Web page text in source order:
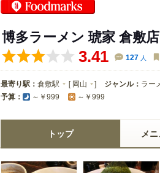
博多ラーメン 琥家 倉敷店
3.41 127 人
最寄り駅： 倉敷駅 [ 岡山 ] ジャンル： ラー
予算： ～￥999 ～￥999
トップ メ